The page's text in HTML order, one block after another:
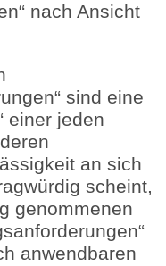
nach Ansicht
sind eine
einer jeden
an sich
scheint,
genommenen
anwendbaren